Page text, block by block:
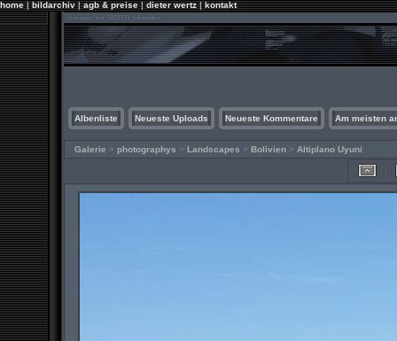
home|bildarchiv|agb & preise|dieter wertz|kontakt
Albenliste Neueste Uploads Neueste Kommentare Am meisten
Galerie > photographys > Landscapes > Bolivien > Altiplano Uyuni